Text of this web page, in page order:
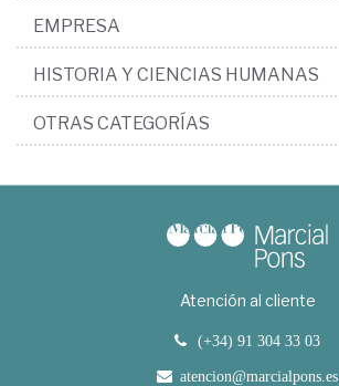
EMPRESA
HISTORIA Y CIENCIAS HUMANAS
OTRAS CATEGORÍAS
Atención al cliente
(+34) 91 304 33 03
atencion@marcialpons.es